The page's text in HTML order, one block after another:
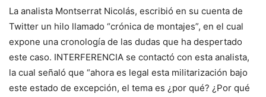
La analista Montserrat Nicolás, escribió en su cuenta de
Twitter un hilo llamado “crónica de montajes”, en el cual
expone una cronología de las dudas que ha despertado
este caso. INTERFERENCIA se contactó con esta analista,
la cual señaló que “ahora es legal esta militarización bajo
este estado de excepción, el tema es ¿por qué? ¿Por qué